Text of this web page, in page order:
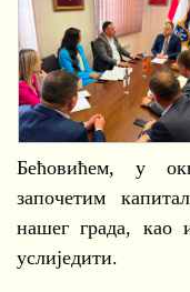
Бећовићем, у
започетим
нашег града, као
услиједити.